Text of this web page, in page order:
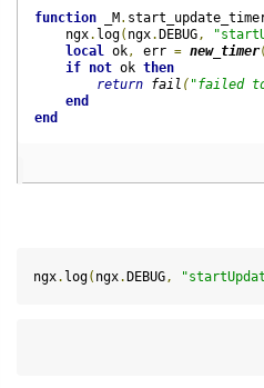
function _M .
ngx. log( ngx. DEBUG,
local ok, err = new_timer(
if not ok then
return fail ( "failed
end
end
ngx. log( ngx. DEBUG,